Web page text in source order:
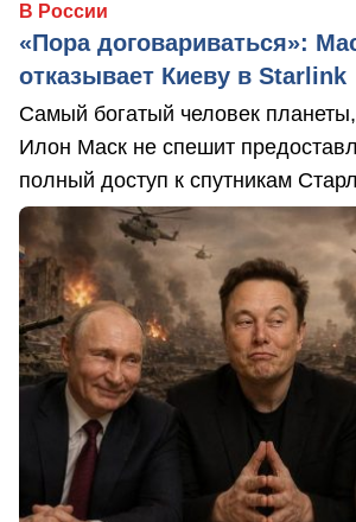
В России
«Пора договариваться»:
отказывает Киеву в Starlink
Самый богатый человек
Илон Маск не спешит
полный доступ к спутникам